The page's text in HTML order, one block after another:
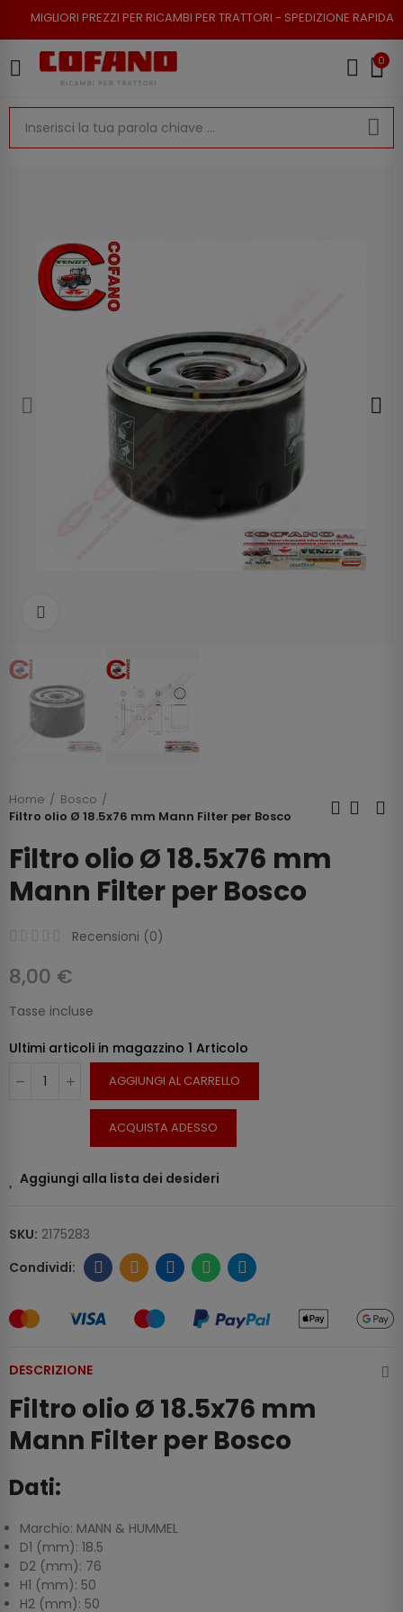
PREZZI PER RICAMBI PER TRATTORI - SPEDIZIONE RAPIDA - RESO
0
Home
Bosco
Filtro olio Ø 18.5x76 mm Mann Filter per Bosco
Filtro olio Ø 18.5x76 mm
Mann Filter per Bosco
Recensioni (0)
8,00 €
Tasse incluse
Ultimi articoli in magazzino 1 Articolo
AGGIUNGI AL CARRELLO
ACQUISTA ADESSO
Aggiungi alla lista dei desideri
SKU: 2175283
DESCRIZIONE
Filtro olio Ø 18.5x76 mm
Mann Filter per Bosco
Dati:
Marchio: MANN & HUMMEL
D1 (mm): 18.5
D2 (mm): 76
H1 (mm): 50
H2 (mm): 50